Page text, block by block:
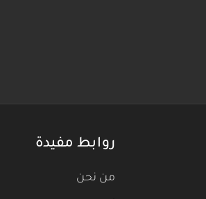
روابط مفيدة
من نحن